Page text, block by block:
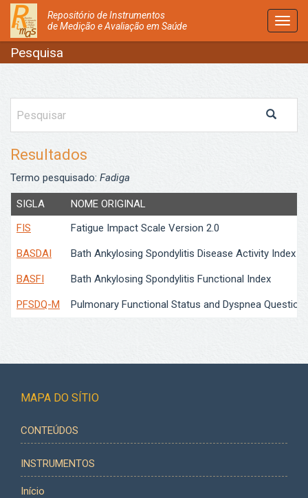
Repositório de Instrumentos
de Medição e Avaliação em Saúde
Pesquisa
Resultados
Termo pesquisado: Fadiga
SIGLA
NOME ORIGINAL
FIS
Fatigue Impact Scale Version 2.0
BASDAI Bath Ankylosing Spondylitis Disease Activity Index
BASFI Bath Ankylosing Spondylitis Functional Index
PFSDQ-M Pulmonary Functional Status and Dyspnea
MAPA DO SÍTIO
CONTEÚDOS
INSTRUMENTOS
Início